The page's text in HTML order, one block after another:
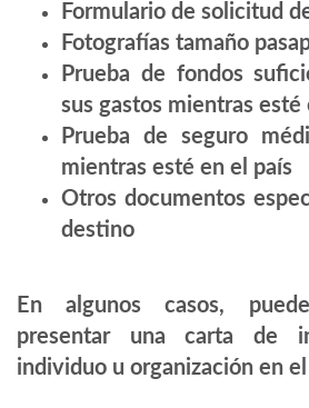
Formulario de solicitud
Fotografías tamaño
Prueba de fondos
sus gastos mientras esté
Prueba de seguro
mientras esté en el país
Otros documentos
destino
En algunos casos,
presentar una carta de
individuo u organización en